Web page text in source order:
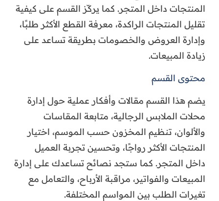
المنتجات داخل المتجر. كما يركّز القسم على كيفية
تقليل المنتجات الراكدة، معرفة القطع الأكثر طلبًا،
وإدارة العروض والخصومات بطريقة تساعد على
زيادة المبيعات.
محتوى القسم
يضم هذا القسم مقالات وأفكار عملية حول إدارة
محلات الملابس الرجالية، متابعة المقاسات
والألوان، تنظيم المخزون حسب الموسم، اختيار
المنتجات الأكثر رواجًا، وتحسين تجربة العميل
داخل المتجر. كما ستجد نصائح تساعدك على إدارة
المبيعات والفواتير، مراقبة الأرباح، والتعامل مع
تغيرات الطلب بين المواسم المختلفة.